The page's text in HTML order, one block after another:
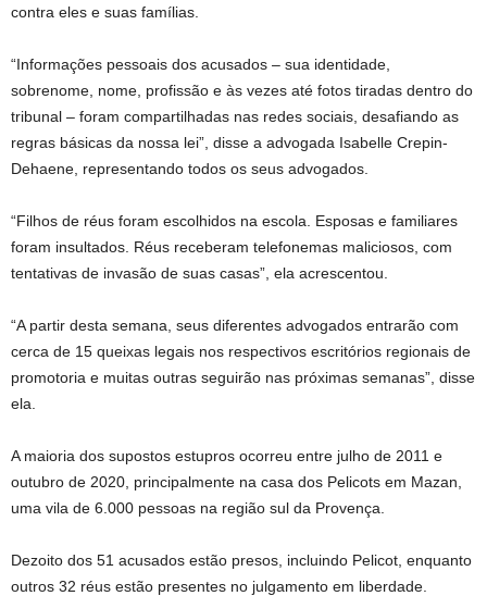
contra eles e suas famílias.
“Informações pessoais dos acusados ​​– sua identidade,
sobrenome, nome, profissão e às vezes até fotos tiradas dentro do
tribunal – foram compartilhadas nas redes sociais, desafiando as
regras básicas da nossa lei”, disse a advogada Isabelle Crepin-
Dehaene, representando todos os seus advogados.
“Filhos de réus foram escolhidos na escola. Esposas e familiares
foram insultados. Réus receberam telefonemas maliciosos, com
tentativas de invasão de suas casas”, ela acrescentou.
“A partir desta semana, seus diferentes advogados entrarão com
cerca de 15 queixas legais nos respectivos escritórios regionais de
promotoria e muitas outras seguirão nas próximas semanas”, disse
ela.
A maioria dos supostos estupros ocorreu entre julho de 2011 e
outubro de 2020, principalmente na casa dos Pelicots em Mazan,
uma vila de 6.000 pessoas na região sul da Provença.
Dezoito dos 51 acusados ​​estão presos, incluindo Pelicot, enquanto
outros 32 réus estão presentes no julgamento em liberdade.